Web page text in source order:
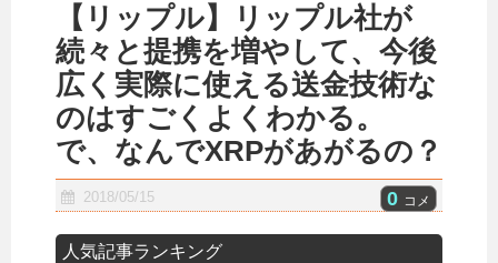
【リップル】リップル社が
続々と提携を増やして、今後
広く実際に使える送金技術な
のはすごくよくわかる。
で、なんでXRPがあがるの？
2018/05/15 0 コメ
人気記事ランキング